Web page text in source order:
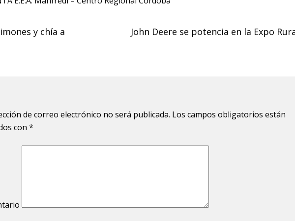
y chía a
John Deere se potencia en la Expo
de correo electrónico no será publicada. Los campos obligatorios están
con *